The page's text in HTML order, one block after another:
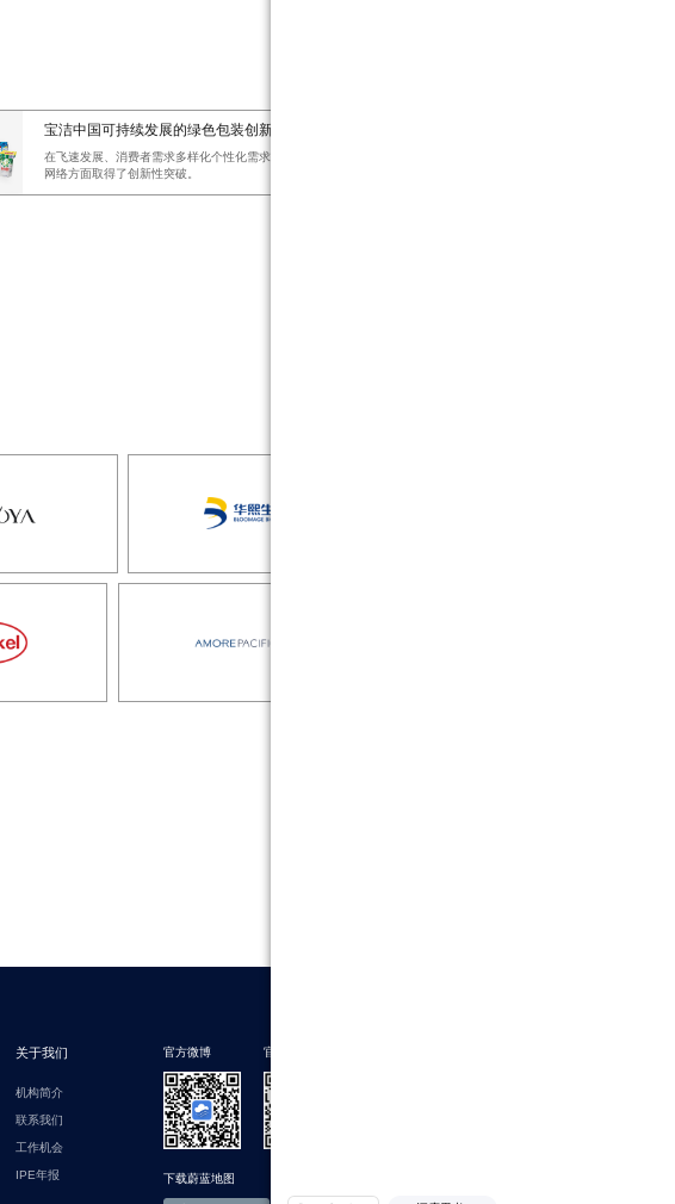
宝洁中国可持续发展的绿色包装创新及供应链网络创新
在飞速发展、消费者需求多样化个性化需求不断增长的电子商务环境下，宝洁中国在绿色包装和供应链
网络方面取得了创新性突破。
关于我们
机构简介
联系我们
工作机会
IPE年报
官方微博 官方微信
下载蔚蓝地图